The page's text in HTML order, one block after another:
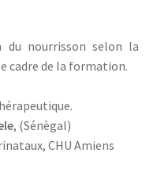
du nourrisson selon la
cadre de la formation.
, (Sénègal)
CHU Amiens